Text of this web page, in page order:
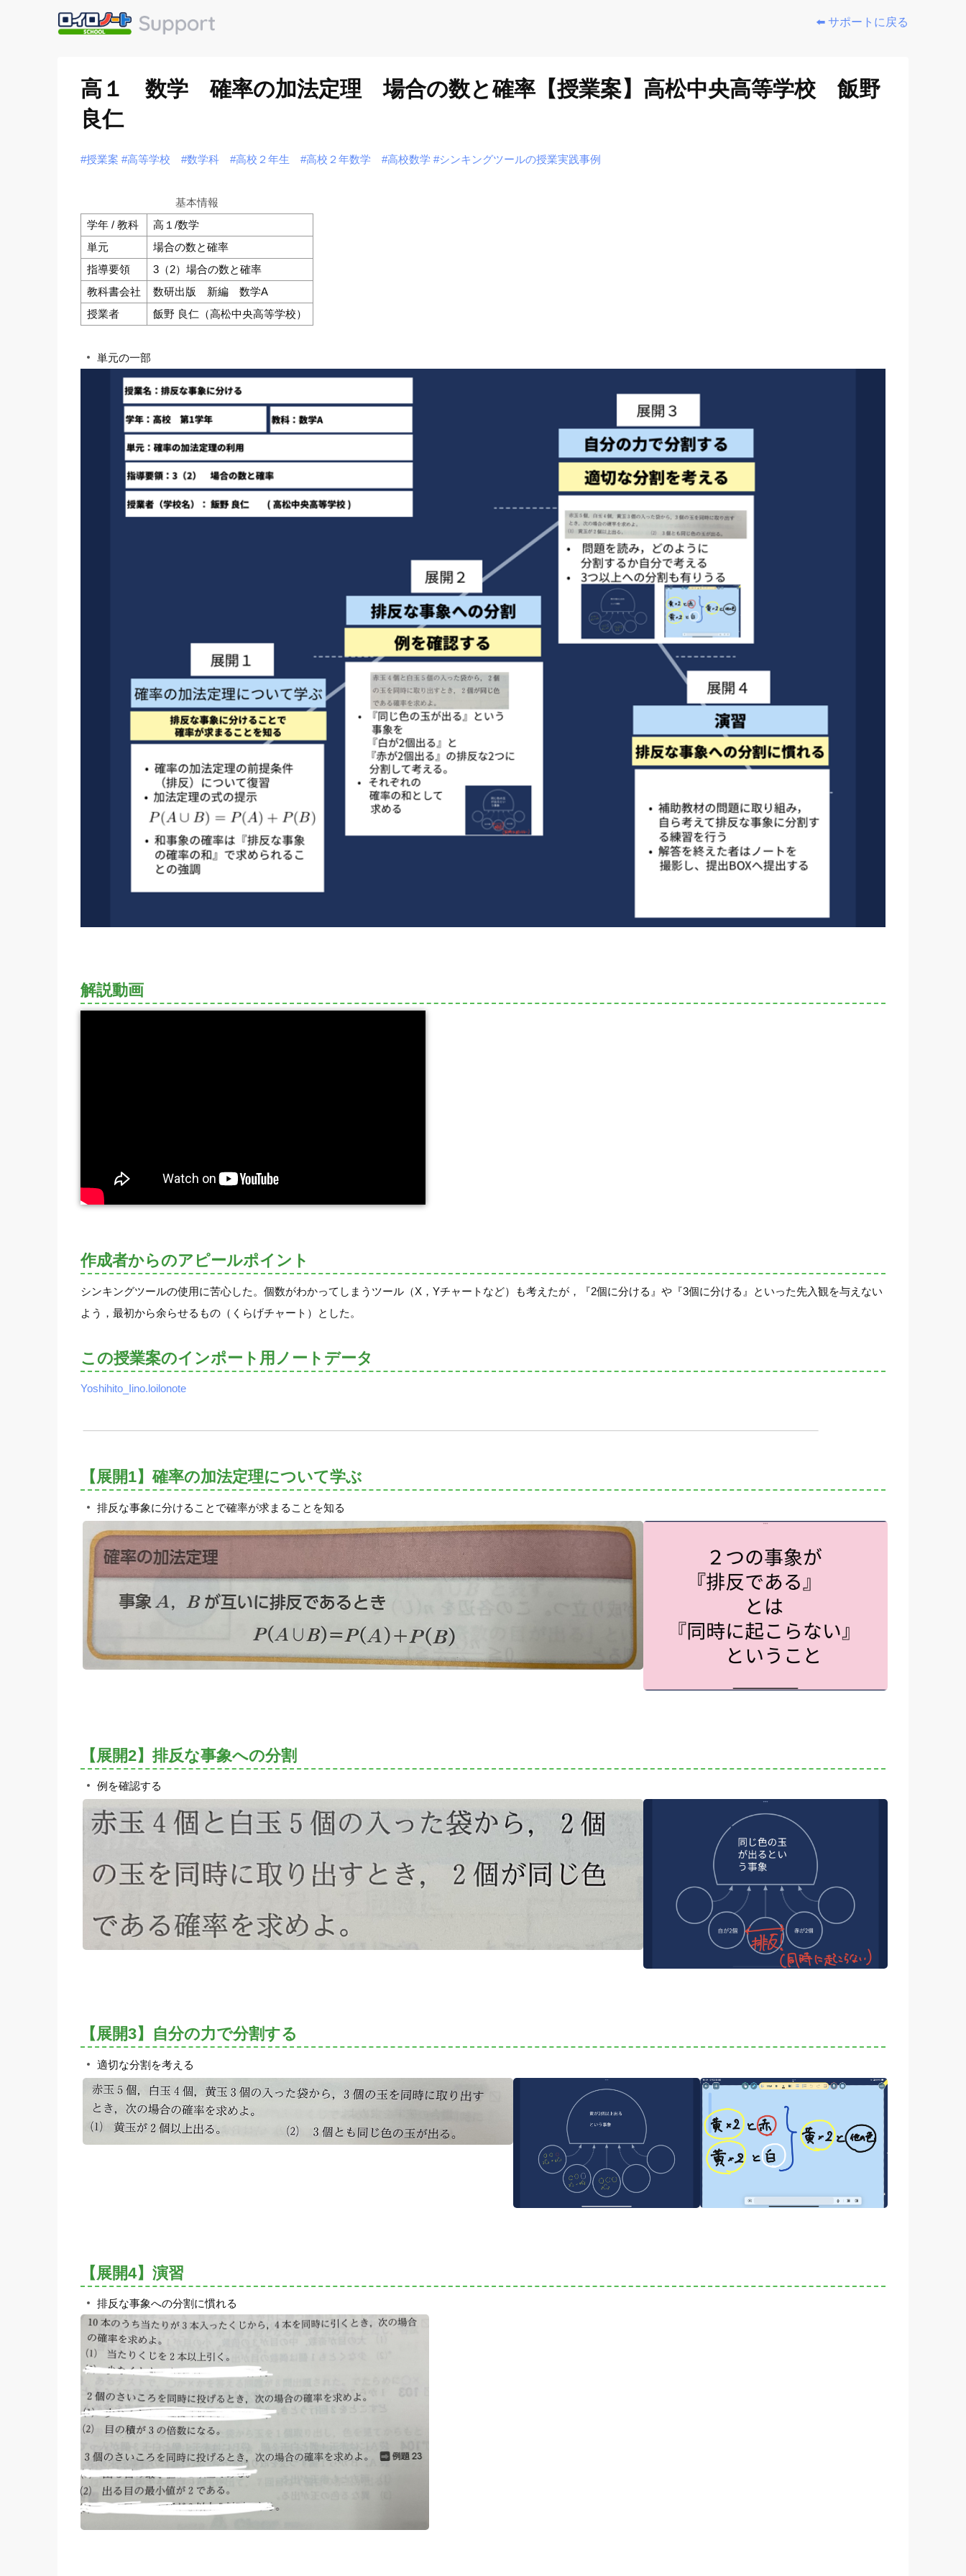
⬅️ サポートに戻る
高１ 数学 確率の加法定理 場合の数と確率【授業案】高松中央高等学校 飯野
良仁
#授業案 #高等学校 #数学科 #高校２年生 #高校２年数学 #高校数学 #シンキングツールの授業実践事例
基本情報
学年 / 教科
高１/数学
単元
場合の数と確率
指導要領
3（2）場合の数と確率
教科書会社
数研出版 新編 数学A
授業者
飯野 良仁（高松中央高等学校）
単元の一部
解説動画
作成者からのアピールポイント
シンキングツールの使用に苦心した。個数がわかってしまうツール（X，Yチャートなど）も考えたが，『2個に分ける』や『3個に分ける』といった先入観を与えない
よう，最初から余らせるもの（くらげチャート）とした。
この授業案のインポート用ノートデータ
Yoshihito_Iino.loilonote
【展開1】確率の加法定理について学ぶ
排反な事象に分けることで確率が求まることを知る
【展開2】排反な事象への分割
例を確認する
【展開3】自分の力で分割する
適切な分割を考える
【展開4】演習
排反な事象への分割に慣れる